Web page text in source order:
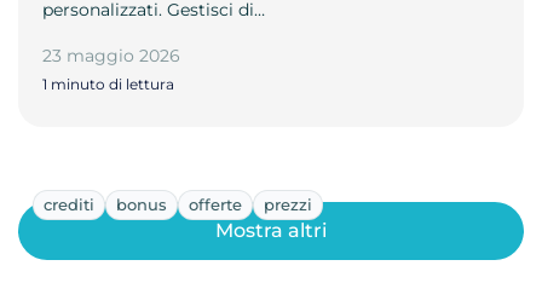
personalizzati. Gestisci di…
23 maggio 2026
1 minuto di lettura
crediti bonus offerte prezzi
Mostra altri